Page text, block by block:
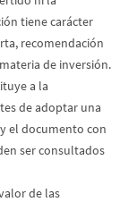
tiene carácter
recomendación
de inversión.
a la
de adoptar una
el documento con
ser consultados
de las